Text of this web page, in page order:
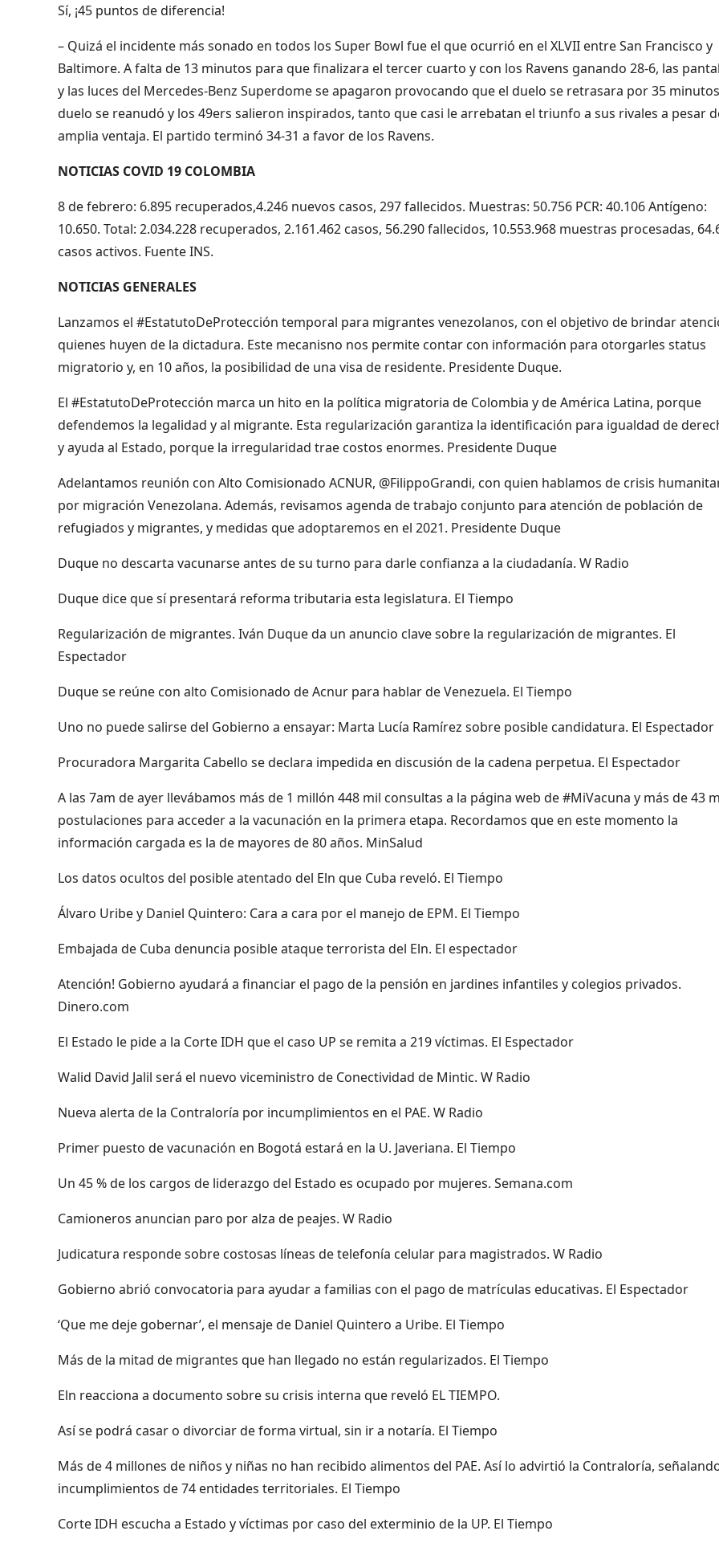
Sí, ¡45 puntos de diferencia!
– Quizá el incidente más sonado en todos los Super Bowl fue el que ocurrió en el XLVII entre San Francisco y
Baltimore. A falta de 13 minutos para que finalizara el tercer cuarto y con los Ravens ganando 28-6, las
y las luces del Mercedes-Benz Superdome se apagaron provocando que el duelo se retrasara por 35
duelo se reanudó y los 49ers salieron inspirados, tanto que casi le arrebatan el triunfo a sus rivales a pesar
amplia ventaja. El partido terminó 34-31 a favor de los Ravens.
NOTICIAS COVID 19 COLOMBIA
8 de febrero: 6.895 recuperados,4.246 nuevos casos, 297 fallecidos. Muestras: 50.756 PCR: 40.106 Antígeno:
10.650. Total: 2.034.228 recuperados, 2.161.462 casos, 56.290 fallecidos, 10.553.968 muestras procesadas,
casos activos. Fuente INS.
NOTICIAS GENERALES
Lanzamos el #EstatutoDeProtección temporal para migrantes venezolanos, con el objetivo de brindar
quienes huyen de la dictadura. Este mecanisno nos permite contar con información para otorgarles status
migratorio y, en 10 años, la posibilidad de una visa de residente. Presidente Duque.
El #EstatutoDeProtección marca un hito en la política migratoria de Colombia y de América Latina, porque
defendemos la legalidad y al migrante. Esta regularización garantiza la identificación para igualdad de
y ayuda al Estado, porque la irregularidad trae costos enormes. Presidente Duque
Adelantamos reunión con Alto Comisionado ACNUR, @FilippoGrandi, con quien hablamos de crisis
por migración Venezolana. Además, revisamos agenda de trabajo conjunto para atención de población de
refugiados y migrantes, y medidas que adoptaremos en el 2021. Presidente Duque
Duque no descarta vacunarse antes de su turno para darle confianza a la ciudadanía. W Radio
Duque dice que sí presentará reforma tributaria esta legislatura. El Tiempo
Regularización de migrantes. Iván Duque da un anuncio clave sobre la regularización de migrantes. El
Espectador
Duque se reúne con alto Comisionado de Acnur para hablar de Venezuela. El Tiempo
Uno no puede salirse del Gobierno a ensayar: Marta Lucía Ramírez sobre posible candidatura. El Espectador
Procuradora Margarita Cabello se declara impedida en discusión de la cadena perpetua. El Espectador
A las 7am de ayer llevábamos más de 1 millón 448 mil consultas a la página web de #MiVacuna y más de 43
postulaciones para acceder a la vacunación en la primera etapa. Recordamos que en este momento la
información cargada es la de mayores de 80 años. MinSalud
Los datos ocultos del posible atentado del Eln que Cuba reveló. El Tiempo
Álvaro Uribe y Daniel Quintero: Cara a cara por el manejo de EPM. El Tiempo
Embajada de Cuba denuncia posible ataque terrorista del Eln. El espectador
Atención! Gobierno ayudará a financiar el pago de la pensión en jardines infantiles y colegios privados.
Dinero.com
El Estado le pide a la Corte IDH que el caso UP se remita a 219 víctimas. El Espectador
Walid David Jalil será el nuevo viceministro de Conectividad de Mintic. W Radio
Nueva alerta de la Contraloría por incumplimientos en el PAE. W Radio
Primer puesto de vacunación en Bogotá estará en la U. Javeriana. El Tiempo
Un 45 % de los cargos de liderazgo del Estado es ocupado por mujeres. Semana.com
Camioneros anuncian paro por alza de peajes. W Radio
Judicatura responde sobre costosas líneas de telefonía celular para magistrados. W Radio
Gobierno abrió convocatoria para ayudar a familias con el pago de matrículas educativas. El Espectador
‘Que me deje gobernar’, el mensaje de Daniel Quintero a Uribe. El Tiempo
Más de la mitad de migrantes que han llegado no están regularizados. El Tiempo
Eln reacciona a documento sobre su crisis interna que reveló EL TIEMPO.
Así se podrá casar o divorciar de forma virtual, sin ir a notaría. El Tiempo
Más de 4 millones de niños y niñas no han recibido alimentos del PAE. Así lo advirtió la Contraloría,
incumplimientos de 74 entidades territoriales. El Tiempo
Corte IDH escucha a Estado y víctimas por caso del exterminio de la UP. El Tiempo